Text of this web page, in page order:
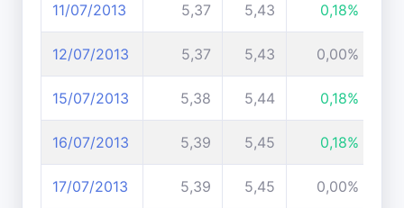
11/07/2013 5,37 5,43 0,18%
12/07/2013 5,37 5,43 0,00%
15/07/2013 5,38 5,44 0,18%
16/07/2013 5,39 5,45 0,18%
17/07/2013 5,39 5,45 0,00%